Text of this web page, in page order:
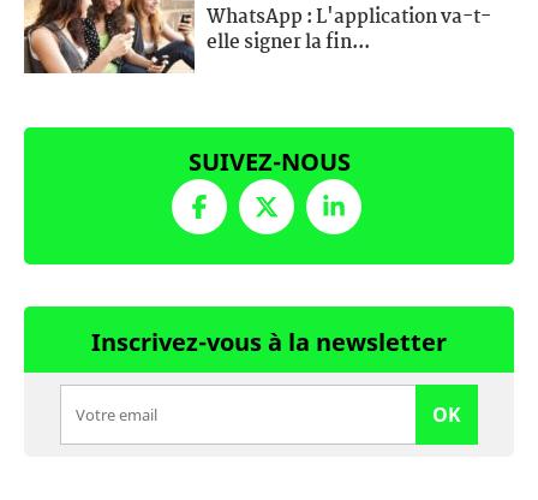
WhatsApp : L'application va-t-
elle signer la fin...
SUIVEZ-NOUS
Inscrivez-vous à la newsletter
OK